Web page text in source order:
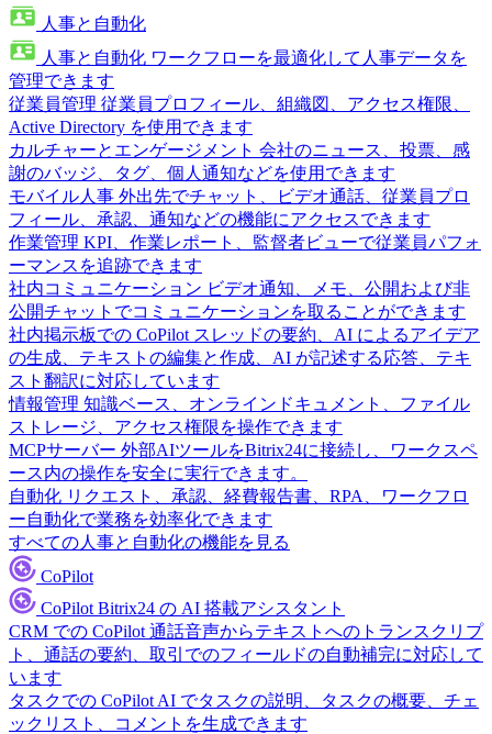
人事と自動化
人事と自動化 ワークフローを最適化して人事データを
管理できます
従業員管理 従業員プロフィール、組織図、アクセス権限、
Active Directory を使用できます
カルチャーとエンゲージメント 会社のニュース、投票、感
謝のバッジ、タグ、個人通知などを使用できます
モバイル人事 外出先でチャット、ビデオ通話、従業員プロ
フィール、承認、通知などの機能にアクセスできます
作業管理 KPI、作業レポート、監督者ビューで従業員パフォ
ーマンスを追跡できます
社内コミュニケーション ビデオ通知、メモ、公開および非
公開チャットでコミュニケーションを取ることができます
社内掲示板での CoPilot スレッドの要約、AI によるアイデア
の生成、テキストの編集と作成、AI が記述する応答、テキ
スト翻訳に対応しています
情報管理 知識ベース、オンラインドキュメント、ファイル
ストレージ、アクセス権限を操作できます
MCPサーバー 外部AIツールをBitrix24に接続し、ワークスペ
ース内の操作を安全に実行できます。
自動化 リクエスト、承認、経費報告書、RPA、ワークフロ
ー自動化で業務を効率化できます
すべての人事と自動化の機能を見る
CoPilot
CoPilot Bitrix24 の AI 搭載アシスタント
CRM での CoPilot 通話音声からテキストへのトランスクリプ
ト、通話の要約、取引でのフィールドの自動補完に対応して
います
タスクでの CoPilot AI でタスクの説明、タスクの概要、チェ
ックリスト、コメントを生成できます